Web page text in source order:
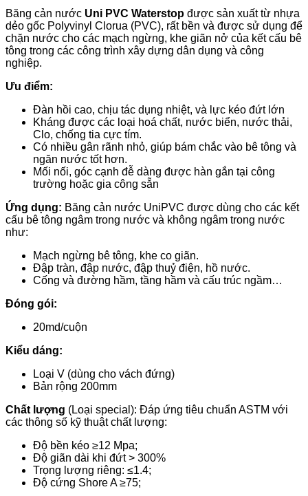
Băng cản nước Uni PVC Waterstop được sản xuất từ nhựa
dẻo gốc Polyvinyl Clorua (PVC), rất bền và được sử dụng để
chặn nước cho các mạch ngừng, khe giãn nở của kết cấu bê
tông trong các công trình xây dựng dân dụng và công
nghiệp.
Ưu điểm:
Đàn hồi cao, chịu tác dụng nhiệt, và lực kéo đứt lớn
Kháng được các loại hoá chất, nước biển, nước thải,
Clo, chống tia cực tím.
Có nhiều gân rãnh nhỏ, giúp bám chắc vào bê tông và
ngăn nước tốt hơn.
Mối nối, góc cạnh đễ dàng được hàn gắn tại công
trường hoặc gia công sẵn
Ứng dụng: Băng cản nước UniPVC được dùng cho các kết
cấu bê tông ngâm trong nước và không ngâm trong nước
như:
Mạch ngừng bê tông, khe co giãn.
Đập tràn, đập nước, đập thuỷ điện, hồ nước.
Cống và đường hầm, tầng hầm và cấu trúc ngầm…
Đóng gói:
20md/cuộn
Kiểu dáng:
Loại V (dùng cho vách đứng)
Bản rộng 200mm
Chất lượng (Loại special): Đáp ứng tiêu chuẩn ASTM với
các thông số kỹ thuật chất lượng:
Độ bền kéo ≥12 Mpa;
Độ giãn dài khi đứt > 300%
Trọng lượng riêng: ≤1.4;
Độ cứng Shore A ≥75;